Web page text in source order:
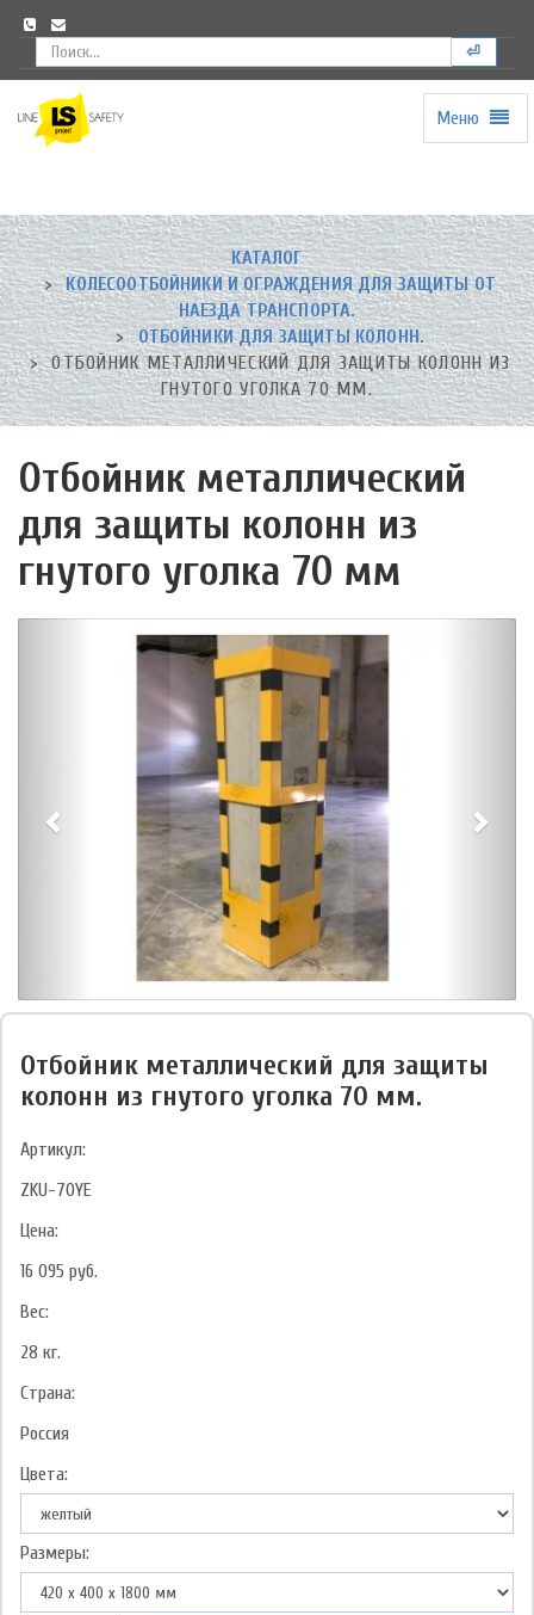
⏎
to
homepage
Меню
КАТАЛОГ
КОЛЕСООТБОЙНИКИ И ОГРАЖДЕНИЯ ДЛЯ ЗАЩИТЫ ОТ
НАЕЗДА ТРАНСПОРТА.
ОТБОЙНИКИ ДЛЯ ЗАЩИТЫ КОЛОНН.
ОТБОЙНИК МЕТАЛЛИЧЕСКИЙ ДЛЯ ЗАЩИТЫ КОЛОНН ИЗ
ГНУТОГО УГОЛКА 70 ММ.
Отбойник металлический
для защиты колонн из
гнутого уголка 70 мм
Отбойник металлический для защиты
колонн из гнутого уголка 70 мм.
Артикул:
ZKU-70YE
Цена:
16 095 руб.
Вес:
28 кг.
Страна:
Россия
Цвета:
Размеры: